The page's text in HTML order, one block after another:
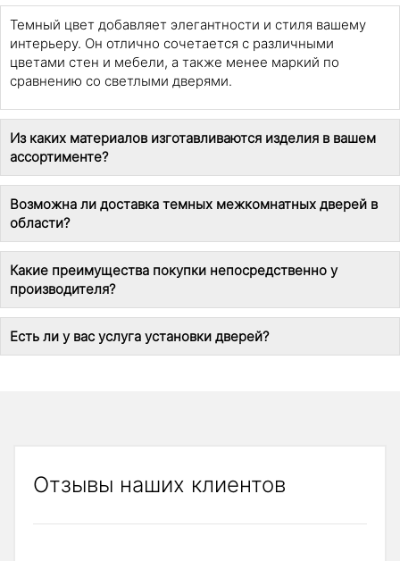
Темный цвет добавляет элегантности и стиля вашему
интерьеру. Он отлично сочетается с различными
цветами стен и мебели, а также менее маркий по
сравнению со светлыми дверями.
Из каких материалов изготавливаются изделия в вашем
ассортименте?
Возможна ли доставка темных межкомнатных дверей в
области?
Какие преимущества покупки непосредственно у
производителя?
Есть ли у вас услуга установки дверей?
Отзывы наших клиентов